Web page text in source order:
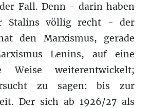
Fall. Denn - darin haben
Stalins völlig recht - der
den Marxismus, gerade
Lenins, auf eine
Weise weiterentwickelt;
zu sagen: bis zur
Der sich ab 1926/27 als